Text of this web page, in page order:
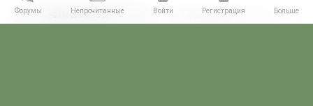
Поделиться Подписчики 0
Форумы Непрочитанные Войти Регистрация Больше